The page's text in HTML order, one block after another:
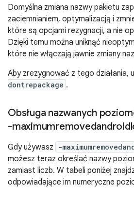
Domyślna zmiana nazwy pakietu
zaciemnianiem, optymalizacją i
które są opcjami rezygnacji, a nie
Dzięki temu można uniknąć
które nie włączają jawnie zmiany
Aby zrezygnować z tego działania,
dontrepackage .
Obsługa nazwanych
-
Gdy używasz -
możesz teraz określać nazwy
zamiast liczb. W tabeli poniżej
odpowiadające im numeryczne